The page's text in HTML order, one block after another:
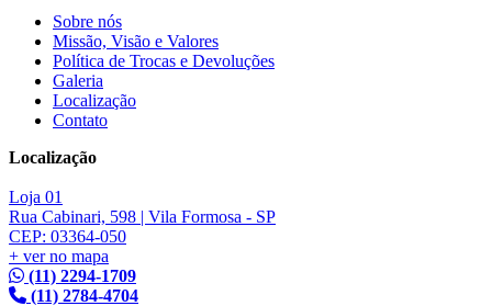
Sobre nós
Missão, Visão e Valores
Política de Trocas e Devoluções
Galeria
Localização
Contato
Localização
Loja 01
Rua Cabinari, 598 | Vila Formosa - SP
CEP: 03364-050
+ ver no mapa
(11) 2294-1709
(11) 2784-4704